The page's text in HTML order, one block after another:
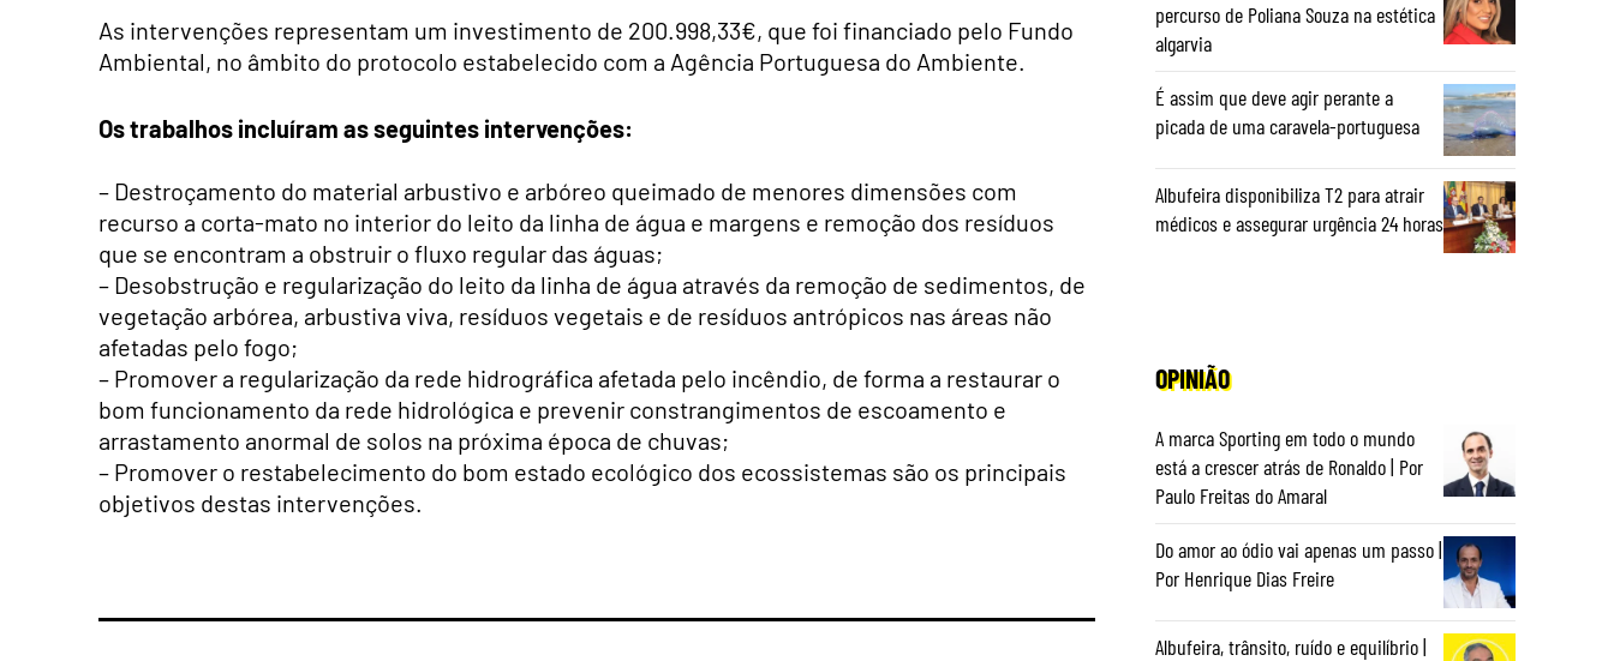
As intervenções representam um investimento de 200.998,33€, que foi financiado pelo Fundo
Ambiental, no âmbito do protocolo estabelecido com a Agência Portuguesa do Ambiente.
Os trabalhos incluíram as seguintes intervenções:
– Destroçamento do material arbustivo e arbóreo queimado de menores dimensões com
recurso a corta-mato no interior do leito da linha de água e margens e remoção dos resíduos
que se encontram a obstruir o fluxo regular das águas;
– Desobstrução e regularização do leito da linha de água através da remoção de sedimentos, de
vegetação arbórea, arbustiva viva, resíduos vegetais e de resíduos antrópicos nas áreas não
afetadas pelo fogo;
– Promover a regularização da rede hidrográfica afetada pelo incêndio, de forma a restaurar o
bom funcionamento da rede hidrológica e prevenir constrangimentos de escoamento e
arrastamento anormal de solos na próxima época de chuvas;
– Promover o restabelecimento do bom estado ecológico dos ecossistemas são os principais
objetivos destas intervenções.
percurso de Poliana Souza na estética
algarvia
É assim que deve agir perante a
picada de uma caravela-portuguesa
Albufeira disponibiliza T2 para atrair
médicos e assegurar urgência 24 horas
OPINIÃO
A marca Sporting em todo o mundo
está a crescer atrás de Ronaldo | Por
Paulo Freitas do Amaral
Do amor ao ódio vai apenas um passo |
Por Henrique Dias Freire
Albufeira, trânsito, ruído e equilíbrio |